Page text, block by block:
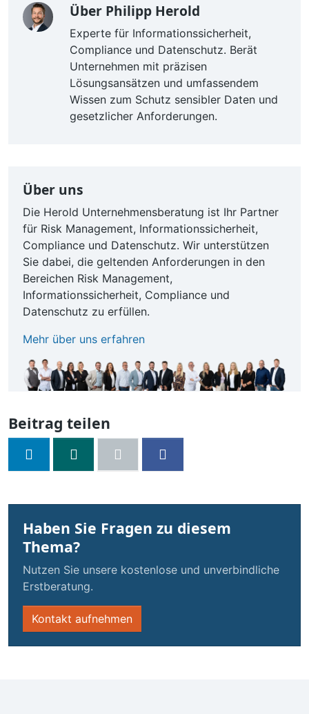
Über Philipp Herold
Experte für Informationssicherheit,
Compliance und Datenschutz. Berät
Unternehmen mit präzisen
Lösungsansätzen und umfassendem
Wissen zum Schutz sensibler Daten und
gesetzlicher Anforderungen.
Über uns
Die Herold Unternehmensberatung ist Ihr Partner
für Risk Management, Informationssicherheit,
Compliance und Datenschutz. Wir unterstützen
Sie dabei, die geltenden Anforderungen in den
Bereichen Risk Management,
Informationssicherheit, Compliance und
Datenschutz zu erfüllen.
Mehr über uns erfahren
Beitrag teilen
Haben Sie Fragen zu diesem
Thema?
Nutzen Sie unsere kostenlose und unverbindliche
Erstberatung.
Kontakt aufnehmen